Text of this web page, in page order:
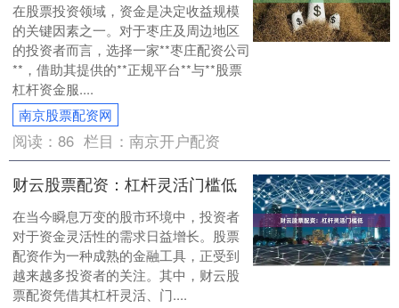
在股票投资领域，资金是决定收益规模
的关键因素之一。对于枣庄及周边地区
的投资者而言，选择一家**枣庄配资公司
**，借助其提供的**正规平台**与**股票
杠杆资金服....
南京股票配资网
阅读：86 栏目：南京开户配资
财云股票配资：杠杆灵活门槛低
在当今瞬息万变的股市环境中，投资者
对于资金灵活性的需求日益增长。股票
配资作为一种成熟的金融工具，正受到
越来越多投资者的关注。其中，财云股
票配资凭借其杠杆灵活、门....